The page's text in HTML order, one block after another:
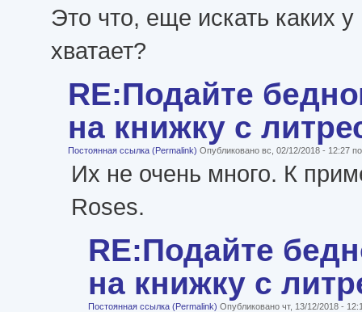
Это что, еще искать каких у
хватает?
RE:Подайте
на книжку с
Постоянная ссылка (Permalink) Опубликовано вс, 02/12/2018 - 12:27
Их не очень много. К
Roses.
RE:Подайте
на книжку с
Постоянная ссылка (Permalink) Опубликовано чт, 13/12/2018 -